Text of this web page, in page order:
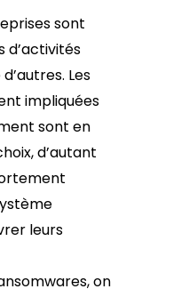
sont
d’activités
Les
impliquées
sont en
d’autant
leurs
on